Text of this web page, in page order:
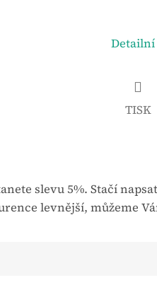
A
TISK
slevu 5%. Stačí
levnější, můžeme